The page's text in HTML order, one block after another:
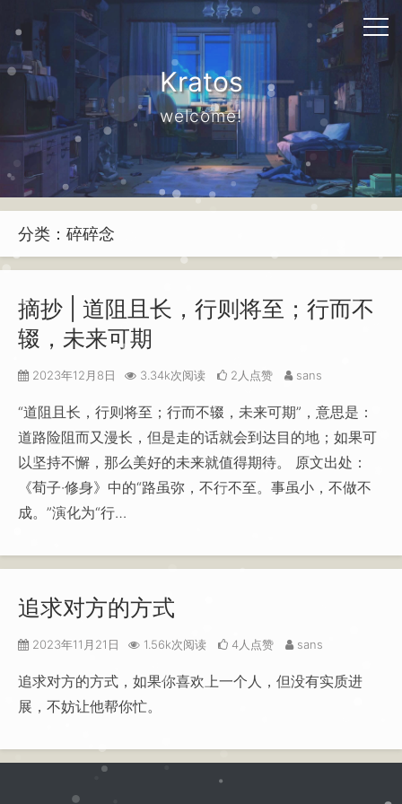
Kratos
welcome!
分类：碎碎念
摘抄 | 道阻且长，行则将至；行而不
辍，未来可期
2023年12月8日 3.34k次阅读 2人点赞 sans
“道阻且长，行则将至；行而不辍，未来可期”，意思是：
道路险阻而又漫长，但是走的话就会到达目的地；如果可
以坚持不懈，那么美好的未来就值得期待。 原文出处：
《荀子·修身》中的“路虽弥，不行不至。事虽小，不做不
成。”演化为“行…
追求对方的方式
2023年11月21日 1.56k次阅读 4人点赞 sans
追求对方的方式，如果你喜欢上一个人，但没有实质进
展，不妨让他帮你忙。